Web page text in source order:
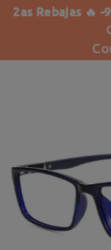
2as Rebajas 🔥